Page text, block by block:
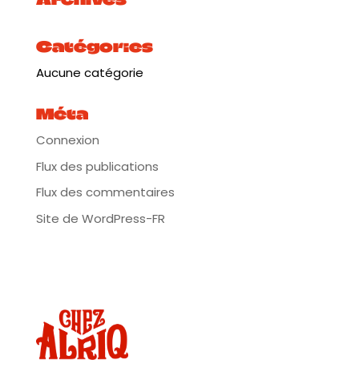
Catégories
Aucune catégorie
Méta
Connexion
Flux des publications
Flux des commentaires
Site de WordPress-FR